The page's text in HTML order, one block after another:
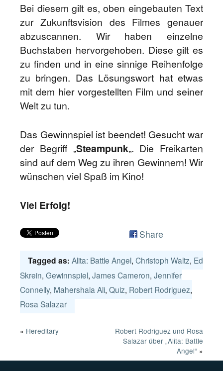
Bei diesem gilt es, oben eingebauten Text
zur Zukunftsvision des Filmes genauer
abzuscannen. Wir haben einzelne
Buchstaben hervorgehoben. Diese gilt es
zu finden und in eine sinnige Reihenfolge
zu bringen. Das Lösungswort hat etwas
mit dem hier vorgestellten Film und seiner
Welt zu tun.
Das Gewinnspiel ist beendet! Gesucht war
der Begriff „Steampunk„. Die Freikarten
sind auf dem Weg zu ihren Gewinnern! Wir
wünschen viel Spaß im Kino!
Viel Erfolg!
Share
Tagged as: Alita: Battle Angel, Christoph Waltz, Ed
Skrein, Gewinnspiel, James Cameron, Jennifer
Connelly, Mahershala Ali, Quiz, Robert Rodriguez,
Rosa Salazar
« Hereditary
Robert Rodriguez und Rosa
Salazar über „Alita: Battle
Angel“ »